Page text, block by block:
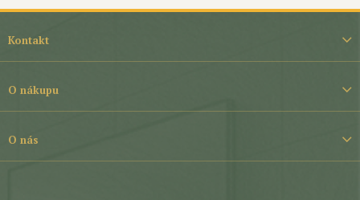
Z
í
Kontakt
O nákupu
O nás